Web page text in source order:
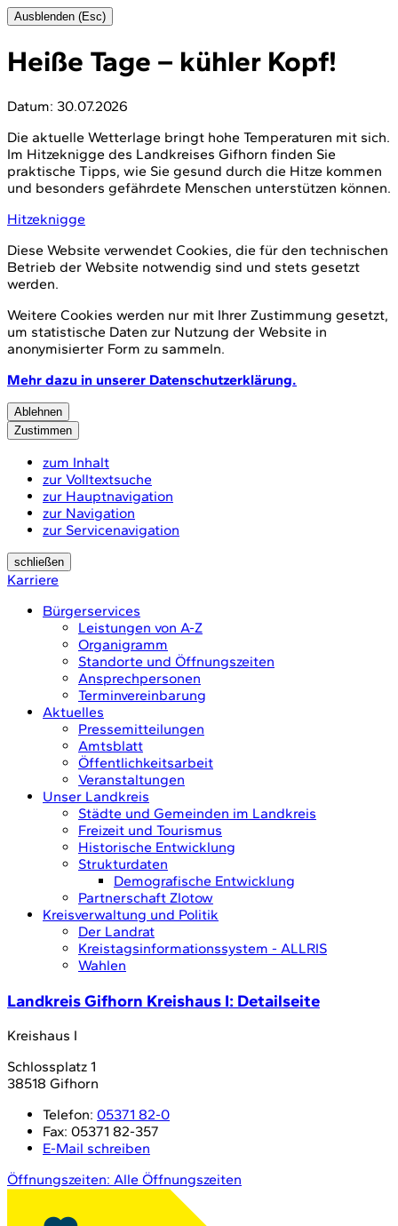
Ausblenden (Esc)
Heiße Tage – kühler Kopf!
Datum: 30.07.2026
Die aktuelle Wetterlage bringt hohe Temperaturen mit sich.
Im Hitzeknigge des Landkreises Gifhorn finden Sie
praktische Tipps, wie Sie gesund durch die Hitze kommen
und besonders gefährdete Menschen unterstützen können.
Hitzeknigge
Diese Website verwendet Cookies, die für den technischen
Betrieb der Website notwendig sind und stets gesetzt
werden.
Weitere Cookies werden nur mit Ihrer Zustimmung gesetzt,
um statistische Daten zur Nutzung der Website in
anonymisierter Form zu sammeln.
Mehr dazu in unserer Datenschutzerklärung.
Ablehnen
Zustimmen
zum Inhalt
zur Volltextsuche
zur Hauptnavigation
zur Navigation
zur Servicenavigation
schließen
Karriere
Bürgerservices
Leistungen von A-Z
Organigramm
Standorte und Öffnungszeiten
Ansprechpersonen
Terminvereinbarung
Aktuelles
Pressemitteilungen
Amtsblatt
Öffentlichkeitsarbeit
Veranstaltungen
Unser Landkreis
Städte und Gemeinden im Landkreis
Freizeit und Tourismus
Historische Entwicklung
Strukturdaten
Demografische Entwicklung
Partnerschaft Zlotow
Kreisverwaltung und Politik
Der Landrat
Kreistagsinformationssystem - ALLRIS
Wahlen
Landkreis Gifhorn Kreishaus I: Detailseite
Kreishaus I
Schlossplatz 1
38518 Gifhorn
Telefon: 05371 82-0
Fax: 05371 82-357
E-Mail schreiben
Öffnungszeiten: Alle Öffnungszeiten